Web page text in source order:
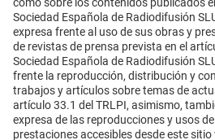
como sobre los contenidos publicados
Sociedad Española de Radiodifusión
expresa frente al uso de sus obras y
de revistas de prensa prevista en el
Sociedad Española de Radiodifusión
frente la reproducción, distribución y
trabajos y artículos sobre temas de
artículo 33.1 del TRLPI, asimismo,
expresa de las reproducciones y usos
prestaciones accesibles desde este